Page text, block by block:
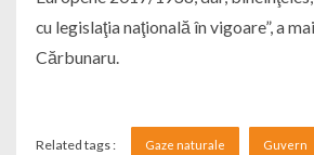
cu legislaţia naţională în vigoare”, a
Cărbunaru.
Related tags : Gaze naturale Guvern